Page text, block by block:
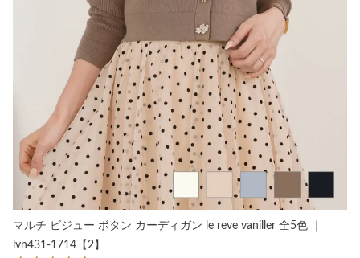
マルチ ビジュー ボタン カーディガン le reve vaniller 全5色 ｜
lvn431-1714【2】